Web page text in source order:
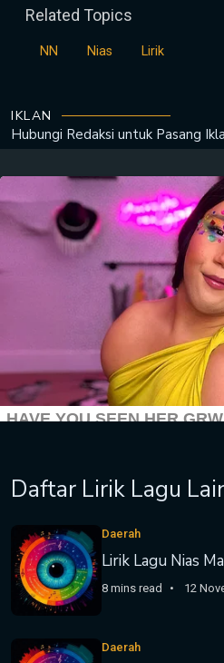
Related Topics
NN Nias Lirik
IKLAN
Hubungi Redaksi untuk Pasang
Daftar Lirik Lagu
Daerah
Lirik Lagu Nias
8 mins read 12
Daerah